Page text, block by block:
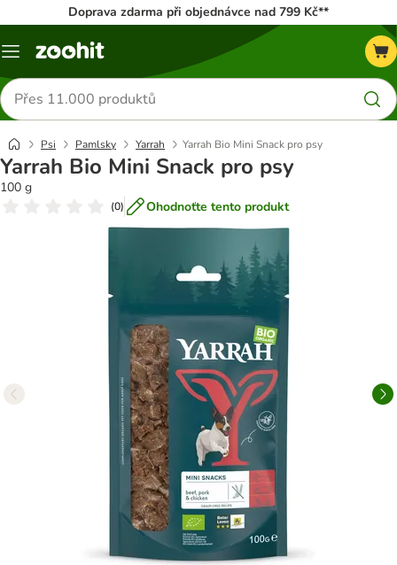
Doprava zdarma při objednávce nad 799 Kč**
Menu
Hledat
produkty
Psi Pamlsky Yarrah Yarrah Bio Mini Snack pro psy
Yarrah Bio Mini Snack pro psy
100 g
(0) Ohodnoťte tento produkt